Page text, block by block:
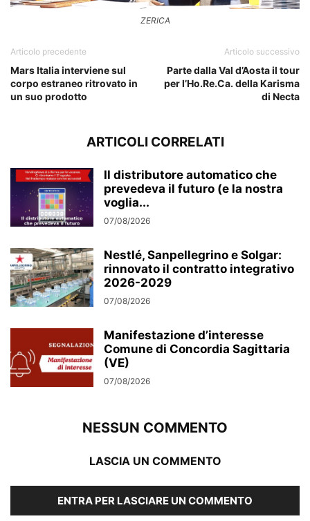
ZERICA
Articolo precedente
Mars Italia interviene sul
corpo estraneo ritrovato in
un suo prodotto
Articolo successivo
Parte dalla Val d’Aosta il tour
per l’Ho.Re.Ca. della Karisma
di Necta
ARTICOLI CORRELATI
Il distributore automatico che
prevedeva il futuro (e la nostra
voglia...
07/08/2026
Nestlé, Sanpellegrino e Solgar:
rinnovato il contratto integrativo
2026-2029
07/08/2026
Manifestazione d’interesse
Comune di Concordia Sagittaria
(VE)
07/08/2026
NESSUN COMMENTO
LASCIA UN COMMENTO
ENTRA PER LASCIARE UN COMMENTO